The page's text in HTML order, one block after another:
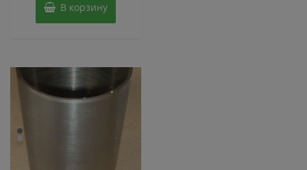
В корзину